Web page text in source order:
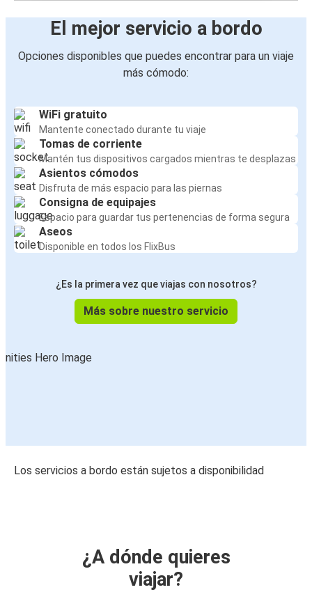
El mejor servicio a bordo
Opciones disponibles que puedes encontrar para un viaje
más cómodo:
WiFi gratuito
Mantente conectado durante tu viaje
Tomas de corriente
Mantén tus dispositivos cargados mientras te desplazas
Asientos cómodos
Disfruta de más espacio para las piernas
Consigna de equipajes
Espacio para guardar tus pertenencias de forma segura
Aseos
Disponible en todos los FlixBus
¿Es la primera vez que viajas con nosotros?
Más sobre nuestro servicio
Los servicios a bordo están sujetos a disponibilidad
¿A dónde quieres
viajar?